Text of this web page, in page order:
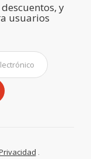
y
usuarios
.